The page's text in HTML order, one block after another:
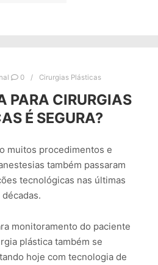
0 Cirurgias Plásticas
PARA CIRURGIAS
É SEGURA?
muitos procedimentos e
também passaram
tecnológicas nas últimas
décadas.
monitoramento do paciente
plástica também se
hoje com tecnologia de